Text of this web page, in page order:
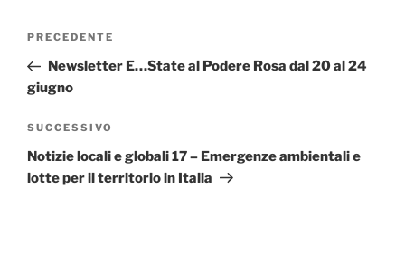
Navigazione
Articolo
precedente:
PRECEDENTE
Newsletter E…State al Podere Rosa dal 20 al 24
giugno
Articolo
successivo
SUCCESSIVO
Notizie locali e globali 17 – Emergenze ambientali e
lotte per il territorio in Italia